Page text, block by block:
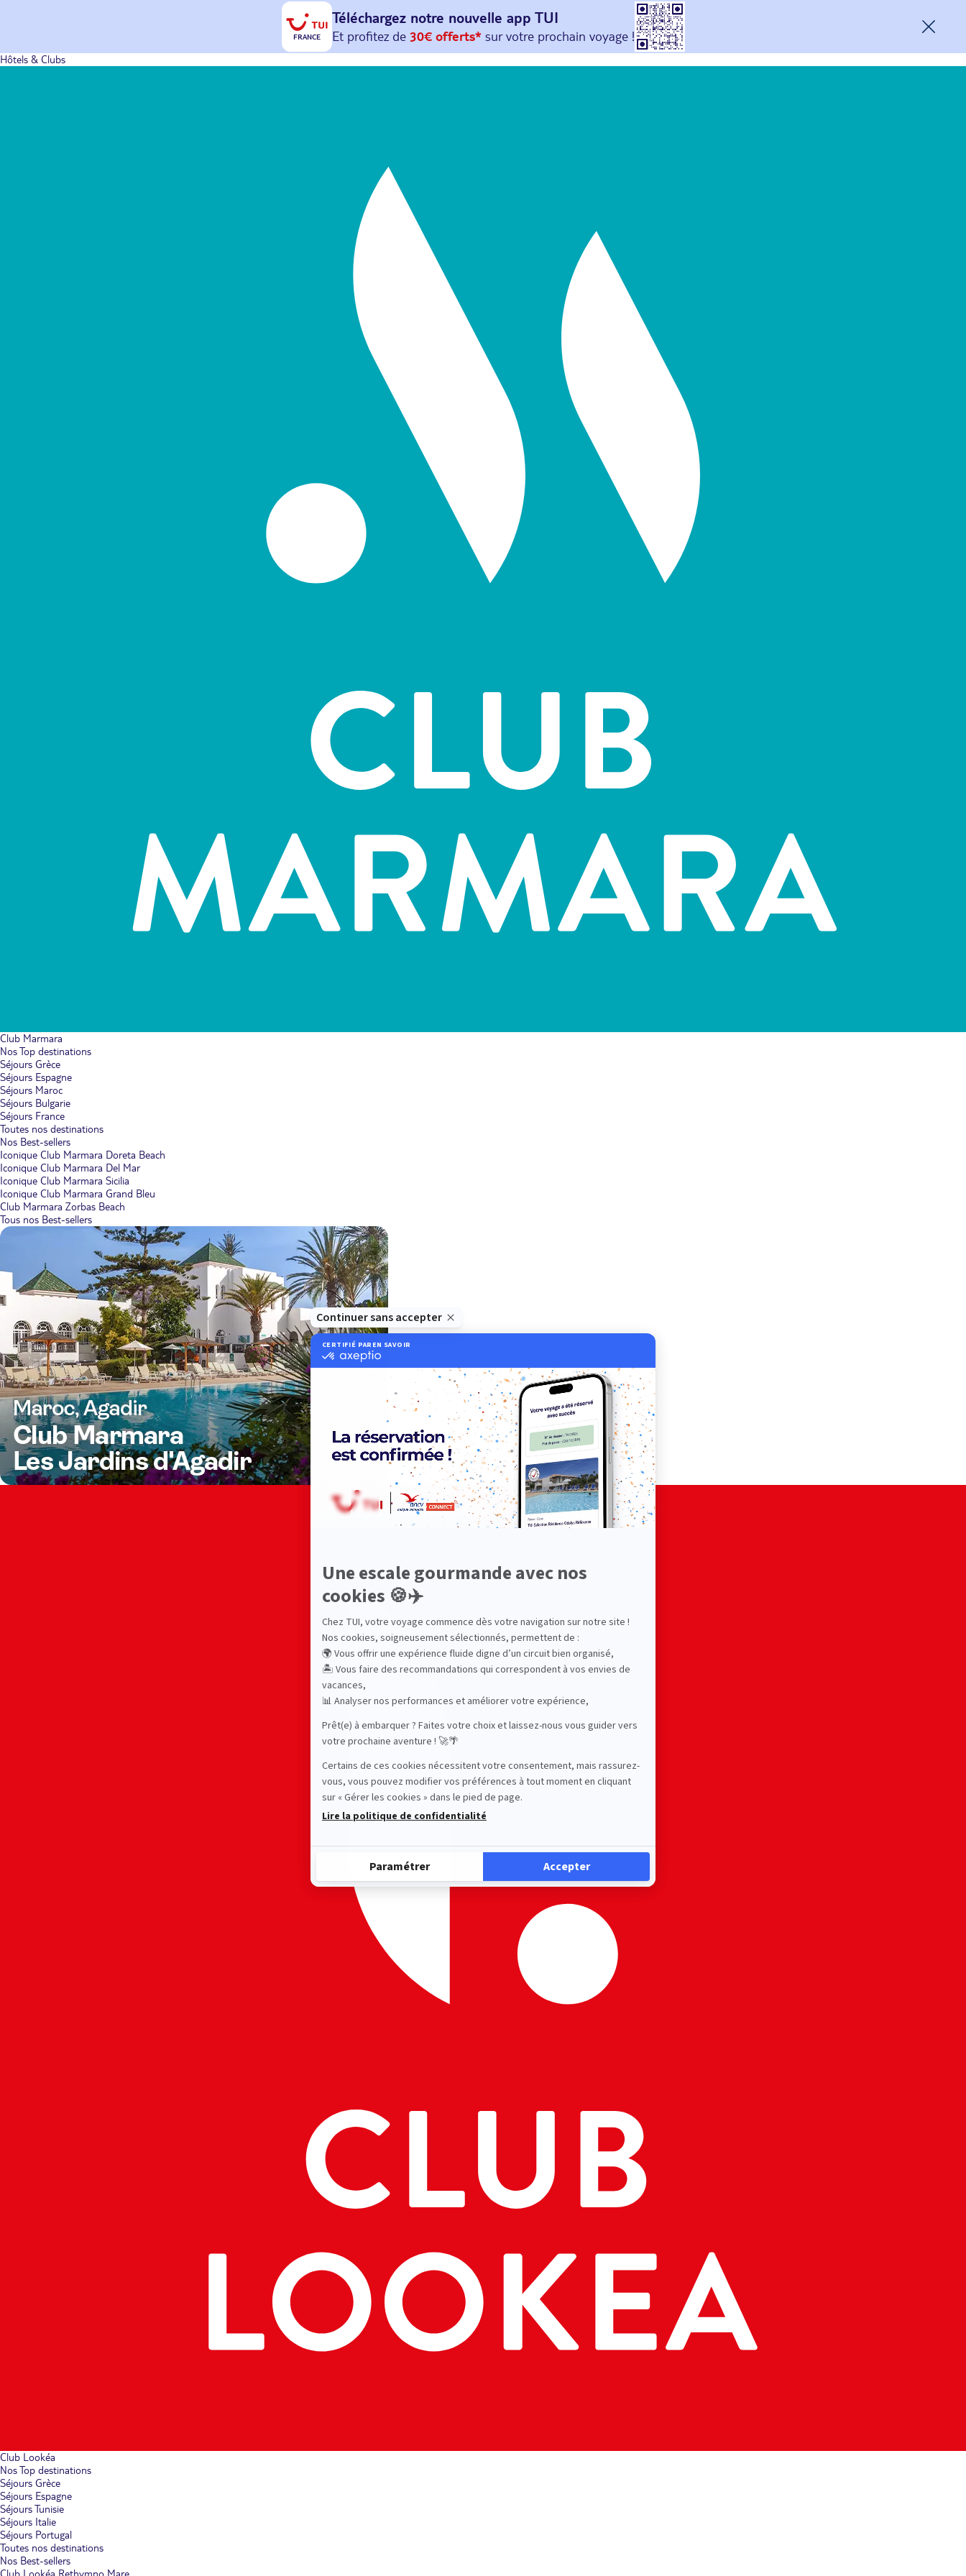
FRANCE
Téléchargez notre nouvelle app TUI
Et profitez de 30€ offerts*sur votreprochain
avec le code : HAPPYAPP
Hôtels & Clubs
Club Marmara
Nos Top destinations
Séjours Grèce
Séjours Espagne
Séjours Maroc
Séjours Bulgarie
Séjours France
Toutes nos destinations
Nos Best-sellers
Iconique Club Marmara Doreta Beach
Iconique Club Marmara Del Mar
Iconique Club Marmara Sicilia
Iconique Club Marmara Grand Bleu
Club Marmara Zorbas Beach
Tous nos Best-sellers
Club Lookéa
Nos Top destinations
Séjours Grèce
Séjours Espagne
Séjours Tunisie
Séjours Italie
Séjours Portugal
Toutes nos destinations
Nos Best-sellers